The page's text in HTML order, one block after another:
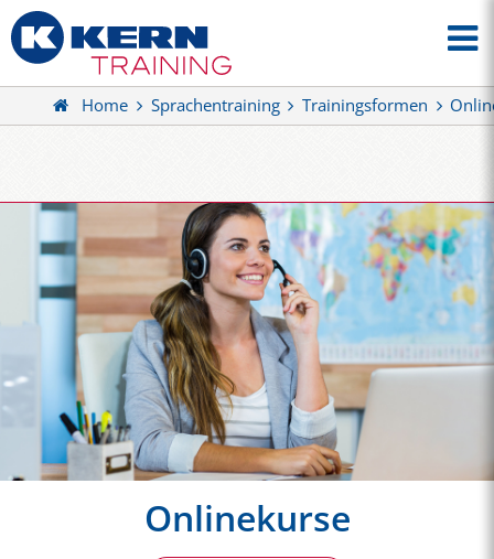
Home Sprachentraining Trainingsformen
Onlinekurse